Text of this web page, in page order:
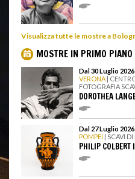
Visualizza tutte le mostre a
MOSTRE IN PRIMO PIANO
Dal 30 Luglio
VERONA |
FOTOGRAFIA
DOROTHEA
Dal 27 Luglio
POMPEI | SCAVI DI
PHILIP